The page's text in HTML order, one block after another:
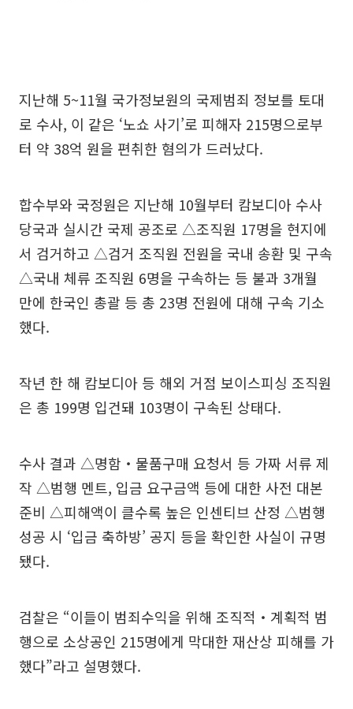
지난해 5~11월 국가정보원의 국제범죄 정보를 토대
로 수사, 이 같은 ‘노쇼 사기’로 피해자 215명으로부
터 약 38억 원을 편취한 혐의가 드러났다.
합수부와 국정원은 지난해 10월부터 캄보디아 수사
당국과 실시간 국제 공조로 △조직원 17명을 현지에
서 검거하고 △검거 조직원 전원을 국내 송환 및 구속
△국내 체류 조직원 6명을 구속하는 등 불과 3개월
만에 한국인 총괄 등 총 23명 전원에 대해 구속 기소
했다.
작년 한 해 캄보디아 등 해외 거점 보이스피싱 조직원
은 총 199명 입건돼 103명이 구속된 상태다.
수사 결과 △명함‧물품구매 요청서 등 가짜 서류 제
작 △범행 멘트, 입금 요구금액 등에 대한 사전 대본
준비 △피해액이 클수록 높은 인센티브 산정 △범행
성공 시 ‘입금 축하방’ 공지 등을 확인한 사실이 규명
됐다.
검찰은 “이들이 범죄수익을 위해 조직적‧계획적 범
행으로 소상공인 215명에게 막대한 재산상 피해를 가
했다”라고 설명했다.